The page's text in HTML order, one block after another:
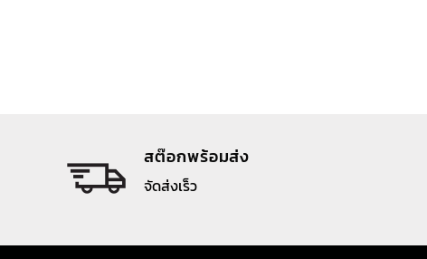
สต๊อกพร้อมส่ง
จัดส่งเร็ว